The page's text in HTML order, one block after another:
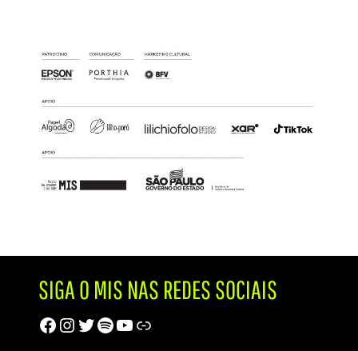
SIGA O MIS NAS REDES SOCIAIS
Facebook
Instagram
Twitter
Spotify
Youtube
Trip Advisor